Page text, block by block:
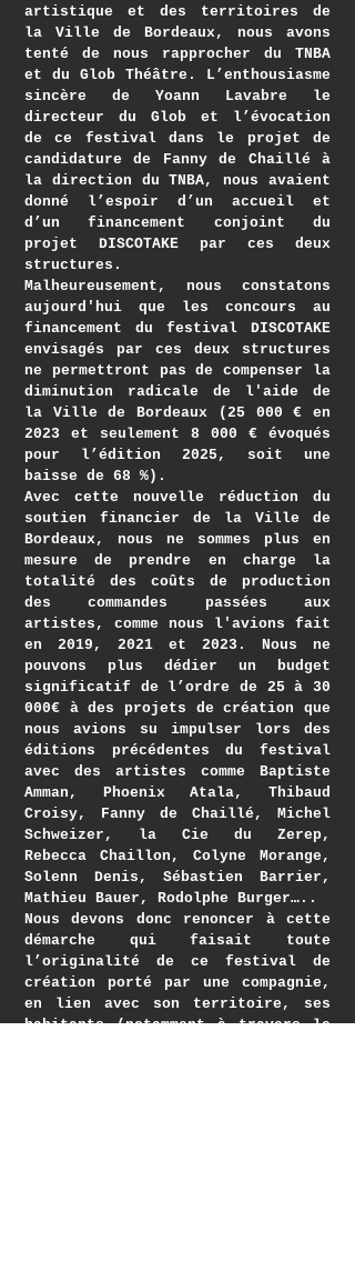
artistique et des territoires de
la Ville de Bordeaux, nous avons
tenté de nous rapprocher du TNBA
et du Glob Théâtre. L’enthousiasme
sincère de Yoann Lavabre le
directeur du Glob et l’évocation
de ce festival dans le projet de
candidature de Fanny de Chaillé à
la direction du TNBA, nous avaient
donné l’espoir d’un accueil et
d’un financement conjoint du
projet DISCOTAKE par ces deux
structures.
Malheureusement, nous constatons
aujourd'hui que les concours au
financement du festival DISCOTAKE
envisagés par ces deux structures
ne permettront pas de compenser la
diminution radicale de l'aide de
la Ville de Bordeaux (25 000 € en
2023 et seulement 8 000 € évoqués
pour l’édition 2025, soit une
baisse de 68 %).
Avec cette nouvelle réduction du
soutien financier de la Ville de
Bordeaux, nous ne sommes plus en
mesure de prendre en charge la
totalité des coûts de production
des commandes passées aux
artistes, comme nous l'avions fait
en 2019, 2021 et 2023. Nous ne
pouvons plus dédier un budget
significatif de l’ordre de 25 à 30
000€ à des projets de création que
nous avions su impulser lors des
éditions précédentes du festival
avec des artistes comme Baptiste
Amman, Phoenix Atala, Thibaud
Croisy, Fanny de Chaillé, Michel
Schweizer, la Cie du Zerep,
Rebecca Chaillon, Colyne Morange,
Solenn Denis, Sébastien Barrier,
Mathieu Bauer, Rodolphe Burger…..
Nous devons donc renoncer à cette
démarche qui faisait toute
l’originalité de ce festival de
création porté par une compagnie,
en lien avec son territoire, ses
habitants (notamment à travers le